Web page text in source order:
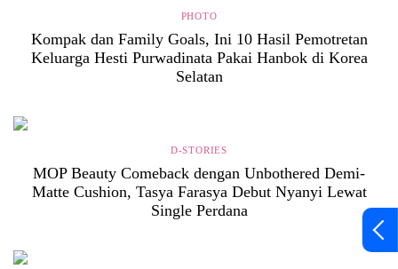
PHOTO
Kompak dan Family Goals, Ini 10 Hasil Pemotretan
Keluarga Hesti Purwadinata Pakai Hanbok di Korea
Selatan
D-STORIES
MOP Beauty Comeback dengan Unbothered Demi-
Matte Cushion, Tasya Farasya Debut Nyanyi Lewat
Single Perdana